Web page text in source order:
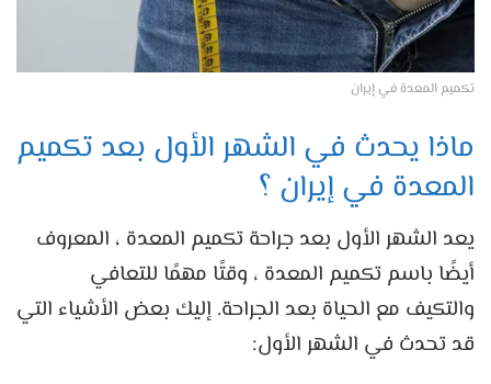
تكميم المعدة في إيران
ماذا يحدث في الشهر الأول بعد تكميم
المعدة في إيران ؟
يعد الشهر الأول بعد جراحة تكميم المعدة ، المعروف
أيضًا باسم تكميم المعدة ، وقتًا مهمًا للتعافي
والتكيف مع الحياة بعد الجراحة. إليك بعض الأشياء التي
قد تحدث في الشهر الأول: